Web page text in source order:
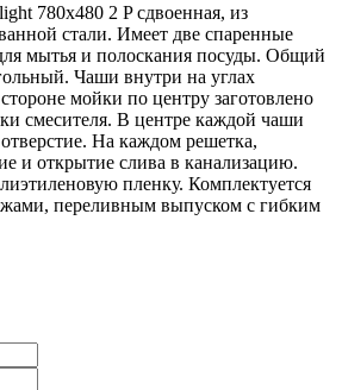
780x480 2 P сдвоенная, из
стали. Имеет две спаренные
мытья и полоскания посуды. Общий
Чаши внутри на углах
мойки по центру заготовлено
смесителя. В центре каждой чаши
На каждом решетка,
и открытие слива в канализацию.
пленку. Комплектуется
переливным выпуском с гибким